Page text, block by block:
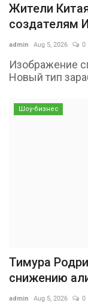
Жители
создателям
admin Aug 5, 2026 0
Изображение
Новый тип
Шоу-бизнес
Тимура
снижению
admin Aug 5, 2026 0